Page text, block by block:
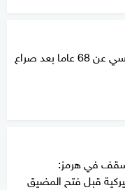
وفاة والد ميسي عن 68 عاما بعد صراع
في هرمز:
قبل فتح المضيق